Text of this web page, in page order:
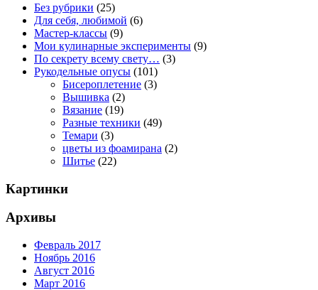
Без рубрики (25)
Для себя, любимой (6)
Мастер-классы (9)
Мои кулинарные эксперименты (9)
По секрету всему свету… (3)
Рукодельные опусы (101)
Бисероплетение (3)
Вышивка (2)
Вязание (19)
Разные техники (49)
Темари (3)
цветы из фоамирана (2)
Шитье (22)
Картинки
Архивы
Февраль 2017
Ноябрь 2016
Август 2016
Март 2016